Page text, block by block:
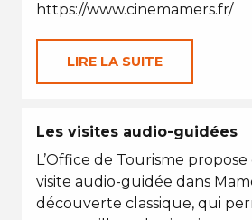
https://www.cinemamers.fr/
LIRE LA SUITE
Les visites audio-guidées
L’Office de Tourisme
visite audio-guidée dans
découverte classique, qui